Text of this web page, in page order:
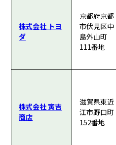
株式会社 トヨ
ダ
京都府京都
市伏見区中
島外山町
111番地
株式会社 寅吉
商店
滋賀県東近
江市野口町
152番地